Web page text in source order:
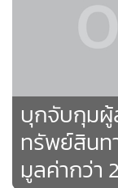
บุกจับกุมผู้
ทรัพย์สิน
มูลค่ากว่า